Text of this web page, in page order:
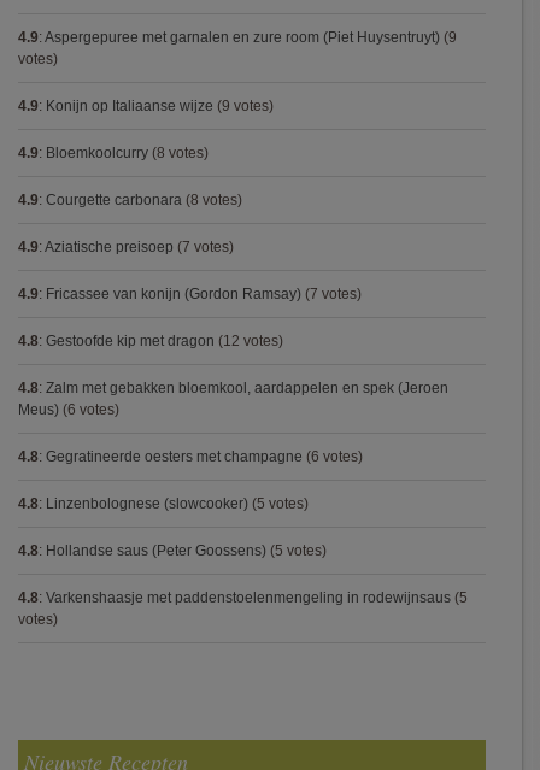
4.9: Aspergepuree met garnalen en zure room (Piet Huysentruyt) (9
votes)
4.9: Konijn op Italiaanse wijze (9 votes)
4.9: Bloemkoolcurry (8 votes)
4.9: Courgette carbonara (8 votes)
4.9: Aziatische preisoep (7 votes)
4.9: Fricassee van konijn (Gordon Ramsay) (7 votes)
4.8: Gestoofde kip met dragon (12 votes)
4.8: Zalm met gebakken bloemkool, aardappelen en spek (Jeroen
Meus) (6 votes)
4.8: Gegratineerde oesters met champagne (6 votes)
4.8: Linzenbolognese (slowcooker) (5 votes)
4.8: Hollandse saus (Peter Goossens) (5 votes)
4.8: Varkenshaasje met paddenstoelenmengeling in rodewijnsaus (5
votes)
Nieuwste Recepten